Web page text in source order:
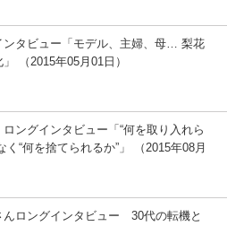
ンタビュー「モデル、主婦、母… 梨花
（2015年05月01日）
ングインタビュー「“何を取り入れら
く“何を捨てられるか”」 （2015年08月
んロングインタビュー 30代の転機と